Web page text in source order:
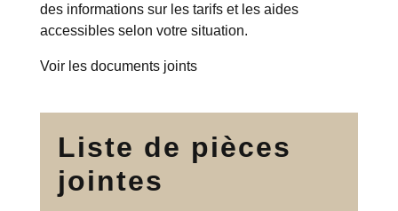
des informations sur les tarifs et les aides
accessibles selon votre situation.
Voir les documents joints
Liste de pièces
jointes